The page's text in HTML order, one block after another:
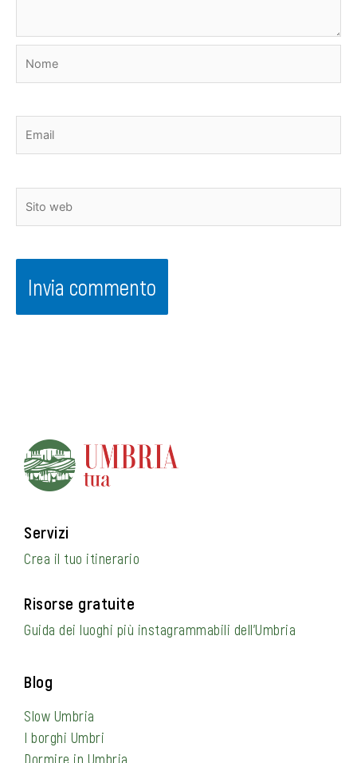
Servizi
Crea il tuo itinerario
Risorse gratuite
Guida dei luoghi più instagrammabili dell’Umbria
Blog
Slow Umbria
I borghi Umbri
Dormire in Umbria